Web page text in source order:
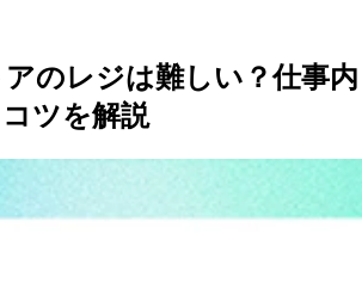
のレジは難しい？仕事内
ツを解説